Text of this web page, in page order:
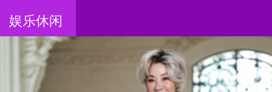
娱乐休闲